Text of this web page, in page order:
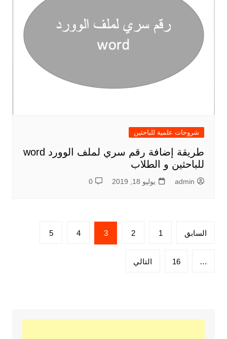
شروحات علمية للباحثين
طريقة إضافة رقم سري لملف الوورد word
للباحثين و الطلاب
admin يوليو 18, 2019 0
تعدد
المقالات
السابق 1
2
3
4
5
…
16 التالي